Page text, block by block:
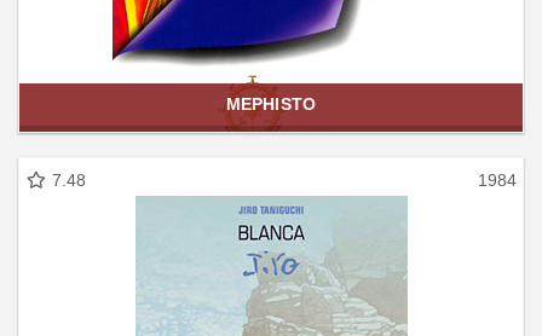
MEPHISTO
7.48 1984